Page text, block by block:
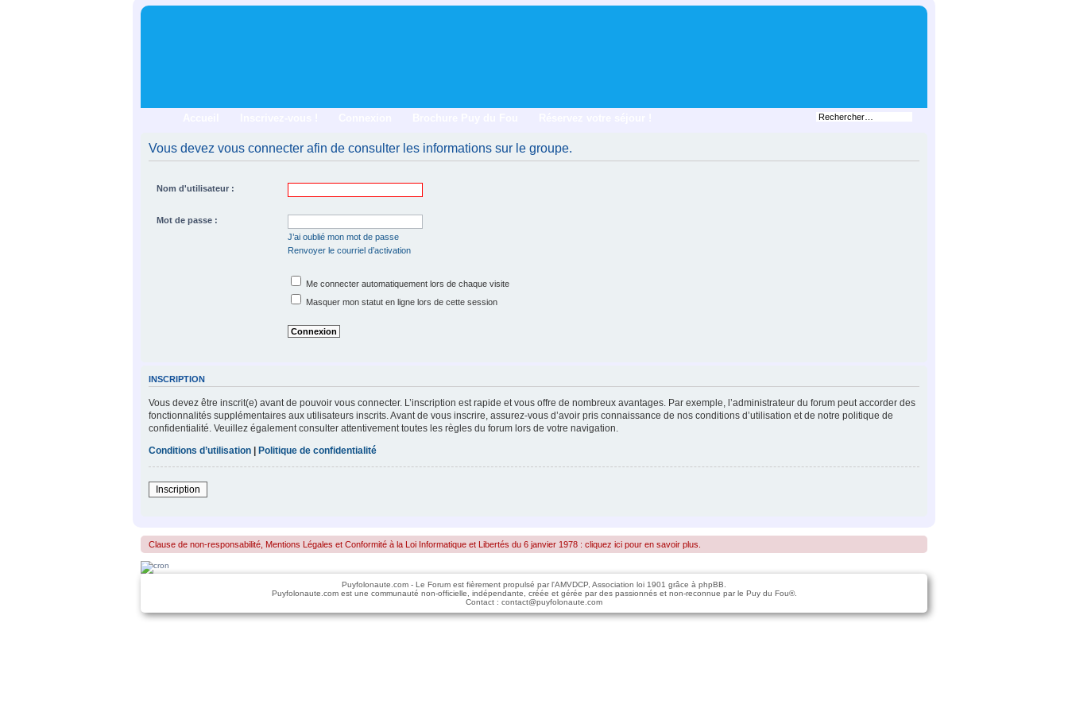
Vous devez vous connecter afin de consulter les informations sur le groupe.
Nom d'utilisateur :
Mot de passe :
J’ai oublié mon mot de passe
Renvoyer le courriel d’activation
Me connecter automatiquement lors de chaque visite
Masquer mon statut en ligne lors de cette session
INSCRIPTION
Vous devez être inscrit(e) avant de pouvoir vous connecter. L’inscription est rapide et vous offre de nombreux avantages. Par exemple, l’administrateur du forum peut accorder des
fonctionnalités supplémentaires aux utilisateurs inscrits. Avant de vous inscrire, assurez-vous d’avoir pris connaissance de nos conditions d’utilisation et de notre politique de
confidentialité. Veuillez également consulter attentivement toutes les règles du forum lors de votre navigation.
Conditions d’utilisation
Politique de confidentialité
Inscription
Clause de non-responsabilité, Mentions Légales et Conformité à la Loi Informatique et Libertés du 6 janvier 1978 : cliquez ici pour en savoir plus.
Puyfolonaute.com - Le Forum est fièrement propulsé par l'AMVDCP, Association loi 1901 grâce à phpBB.
Puyfolonaute.com est une communauté non-officielle, indépendante, créée et gérée par des passionnés et non-reconnue par le Puy du Fou®.
Contact : contact@puyfolonaute.com